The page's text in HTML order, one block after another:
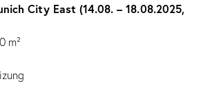
City East (14.08. – 18.08.2025,
m²